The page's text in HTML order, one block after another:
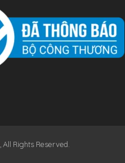
, All Rights Reserved.